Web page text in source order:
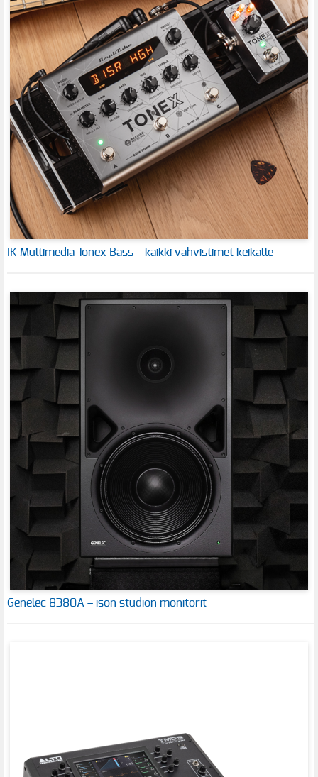
IK Multimedia Tonex Bass – kaikki vahvistimet keikalle
Genelec 8380A – ison studion monitorit